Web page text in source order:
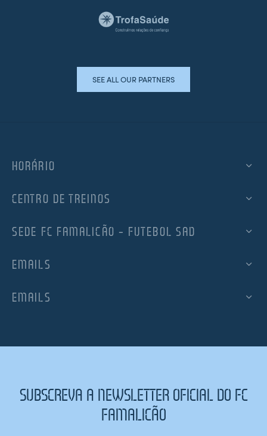
SEE ALL OUR PARTNERS
HORÁRIO
CENTRO DE TREINOS
SEDE FC FAMALICÃO – FUTEBOL SAD
EMAILS
EMAILS
SUBSCREVA A NEWSLETTER OFICIAL DO FC
FAMALICÃO